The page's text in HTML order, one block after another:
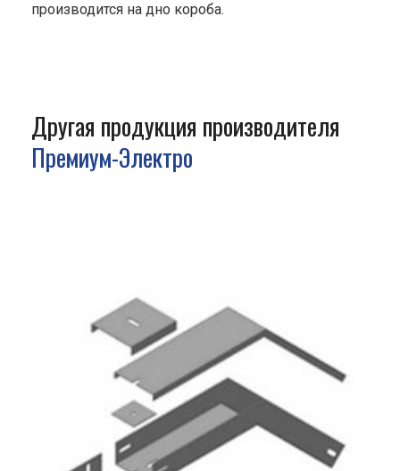
производится на дно короба.
Другая продукция производителя
Премиум-Электро